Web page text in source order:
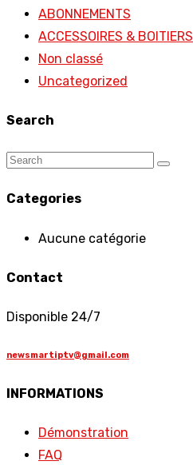
ABONNEMENTS
ACCESSOIRES & BOITIERS
Non classé
Uncategorized
Search
Categories
Aucune catégorie
Contact
Disponible 24/7
newsmartiptv@gmail.com
INFORMATIONS
Démonstration
FAQ